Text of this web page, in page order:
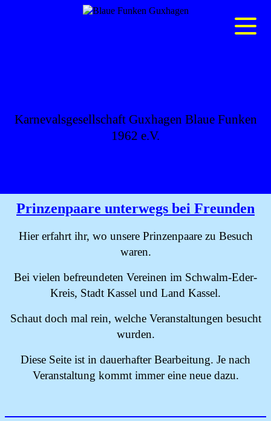
Karnevalsgesellschaft Guxhagen Blaue Funken
1962 e.V.
Prinzenpaare unterwegs bei Freunden
Hier erfahrt ihr, wo unsere Prinzenpaare zu Besuch
waren.
Bei vielen befreundeten Vereinen im Schwalm-Eder-
Kreis, Stadt Kassel und Land Kassel.
Schaut doch mal rein, welche Veranstaltungen besucht
wurden.
Diese Seite ist in dauerhafter Bearbeitung. Je nach
Veranstaltung kommt immer eine neue dazu.